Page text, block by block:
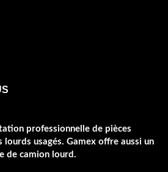
professionnelle de pièces
lourds usagés. Gamex offre aussi un
de camion lourd.